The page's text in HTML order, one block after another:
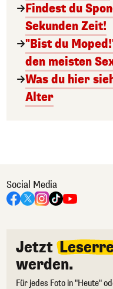
Findest du
Sekunden Zeit!
"Bist du
den meisten
Was du hier
Alter
Social Media
Jetzt
werden.
Für jedes Foto in "Heute"